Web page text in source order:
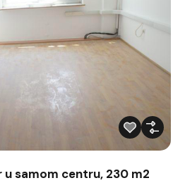
samom centru, 230 m2